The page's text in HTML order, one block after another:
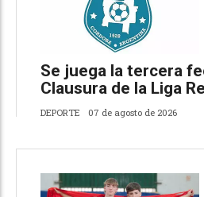
Se juega la tercera
Clausura de la Liga
DEPORTE 07 de agosto de 2026